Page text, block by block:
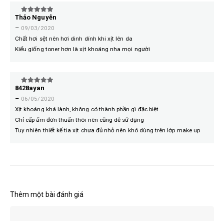
5trên 5
Thảo Nguyễn
– 09/03/2020
Chất hơi sệt nên hơi dinh dính khi xịt lên da
Kiểu giống toner hơn là xịt khoáng nha mọi người
5trên 5
8428ayan
– 06/05/2020
Xịt khoáng khá lành, không có thành phần gì đặc biệt
Chỉ cấp ẩm đơn thuẩn thôi nên cũng dễ sử dụng
Tuy nhiên thiết kế tia xịt chưa đủ nhỏ nên khó dùng trên lớp make up
Thêm một bài đánh giá